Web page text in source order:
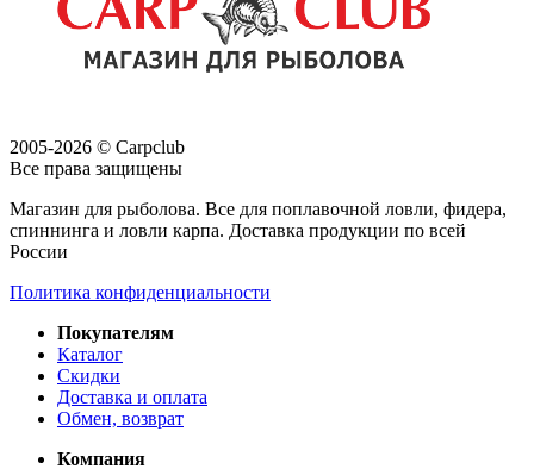
2005-2026 © Carpclub
Все права защищены
Магазин для рыболова. Все для поплавочной ловли, фидера,
спиннинга и ловли карпа. Доставка продукции по всей
России
Политика конфиденциальности
Покупателям
Каталог
Скидки
Доставка и оплата
Обмен, возврат
Компания